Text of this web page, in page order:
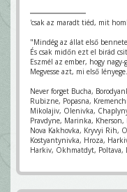
'csak az maradt tiéd, mit
"Mindég az állat első
És csak midőn ezt el birád
Eszmél az ember, hogy nagy-
Megvesse azt, mi első
Never forget Bucha,
Rubizne, Popasna,
Mikolajiv, Olenivka,
Pravdyne, Marinka,
Nova Kakhovka, Kryvyi Rih,
Kostyantynivka, Hroza,
Harkiv, Okhmatdyt, Poltava,